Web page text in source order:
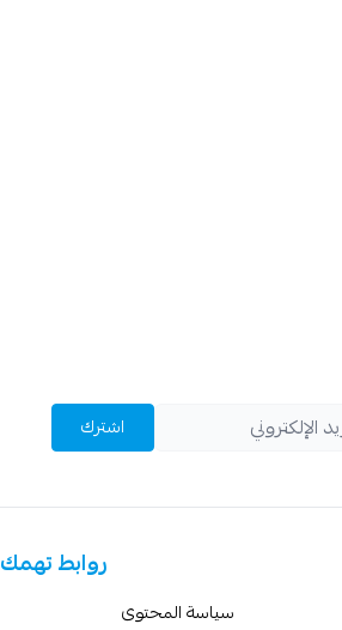
اشترك
روابط تهمك
سياسة المحتوى